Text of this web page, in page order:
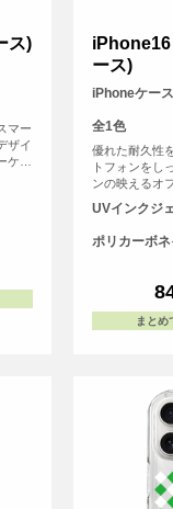
ス)
マー
ザイ
ー
ース)
iPhoneケー
全1色
優れた耐久性
トフォンをし
ンの映えるオ
スです。
UVインクジ
ポリカーボネ
まとめ